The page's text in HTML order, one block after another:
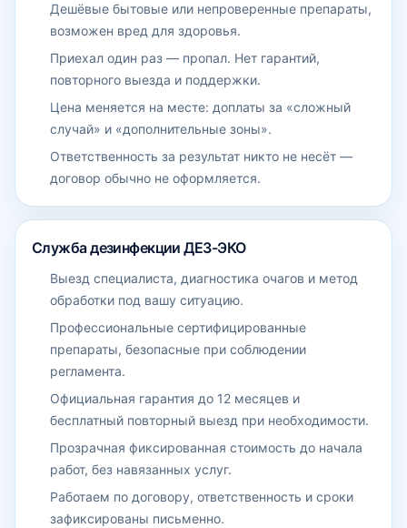
Дешёвые бытовые или непроверенные препараты,
возможен вред для здоровья.
Приехал один раз — пропал. Нет гарантий,
повторного выезда и поддержки.
Цена меняется на месте: доплаты за «сложный
случай» и «дополнительные зоны».
Ответственность за результат никто не несёт —
договор обычно не оформляется.
Служба дезинфекции ДЕЗ-ЭКО
Выезд специалиста, диагностика очагов и метод
обработки под вашу ситуацию.
Профессиональные сертифицированные
препараты, безопасные при соблюдении
регламента.
Официальная гарантия до 12 месяцев и
бесплатный повторный выезд при необходимости.
Прозрачная фиксированная стоимость до начала
работ, без навязанных услуг.
Работаем по договору, ответственность и сроки
зафиксированы письменно.